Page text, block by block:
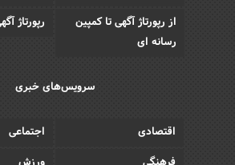
از رپورتاژ آگهی تا کمپین
رسانه ای
رپورتاژ
سرویس‌های خبری
اقتصادی
اجتماعی